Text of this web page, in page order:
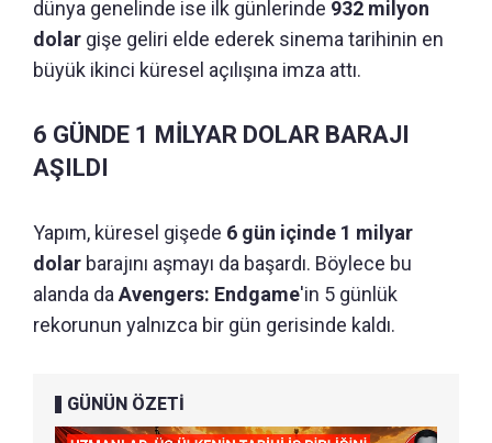
dünya genelinde ise ilk günlerinde 932 milyon
dolar gişe geliri elde ederek sinema tarihinin en
büyük ikinci küresel açılışına imza attı.
6 GÜNDE 1 MİLYAR DOLAR BARAJI
AŞILDI
Yapım, küresel gişede 6 gün içinde 1 milyar
dolar barajını aşmayı da başardı. Böylece bu
alanda da Avengers: Endgame'in 5 günlük
rekorunun yalnızca bir gün gerisinde kaldı.
GÜNÜN ÖZETİ